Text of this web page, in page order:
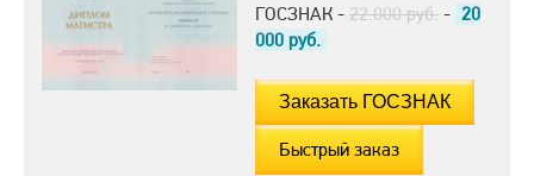
ГОСЗНАК - 22.000 руб. - 20
000 руб.
Быстрый заказ